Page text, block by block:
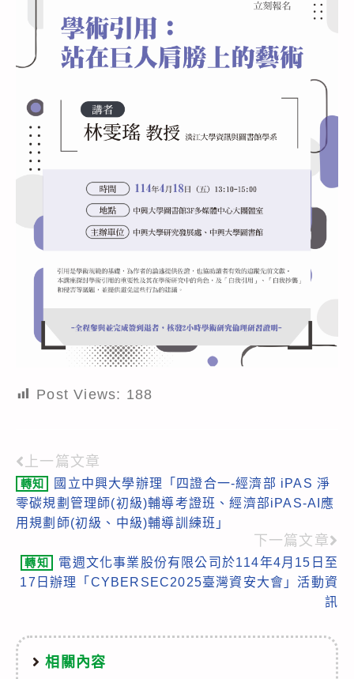
Post Views: 188
Read
more
articles
上一篇文章
轉知
國立中興大學辦理「四證合一-經濟部 iPAS 淨
零碳規劃管理師(初級)輔導考證班、經濟部iPAS-AI應
用規劃師(初級、中級)輔導訓練班」
下一篇文章
轉知
電週文化事業股份有限公司於114年4月15日至
17日辦理「CYBERSEC2025臺灣資安大會」活動資
訊
相關內容